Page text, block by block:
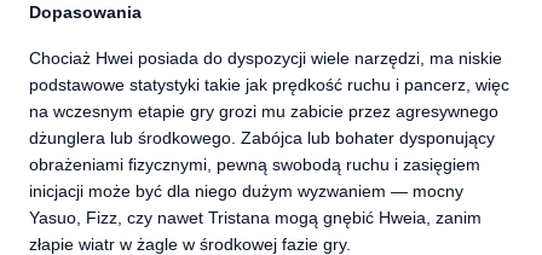
Dopasowania
Chociaż Hwei posiada do dyspozycji wiele narzędzi, ma niskie
podstawowe statystyki takie jak prędkość ruchu i pancerz, więc
na wczesnym etapie gry grozi mu zabicie przez agresywnego
dżunglera lub środkowego. Zabójca lub bohater dysponujący
obrażeniami fizycznymi, pewną swobodą ruchu i zasięgiem
inicjacji może być dla niego dużym wyzwaniem — mocny
Yasuo, Fizz, czy nawet Tristana mogą gnębić Hweia, zanim
złapie wiatr w żagle w środkowej fazie gry.